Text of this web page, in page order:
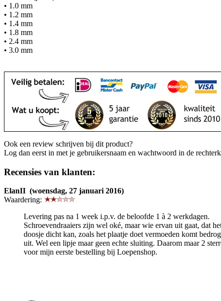
• 1.0 mm
• 1.2 mm
• 1.4 mm
• 1.8 mm
• 2.4 mm
• 3.0 mm
Ook een review schrijven bij dit product?
Log dan eerst in met je gebruikersnaam en wachtwoord in de
Recensies van klanten:
ElanII (woensdag, 27 januari 2016)
Waardering:
Levering pas na 1 week i.p.v. de beloofde 1 à 2 werkdagen.
Schroevendraaiers zijn wel oké, maar wie ervan uit gaat, dat
doosje dicht kan, zoals het plaatje doet vermoeden komt
uit. Wel een lipje maar geen echte sluiting. Daarom maar 2
voor mijn eerste bestelling bij Loepenshop.